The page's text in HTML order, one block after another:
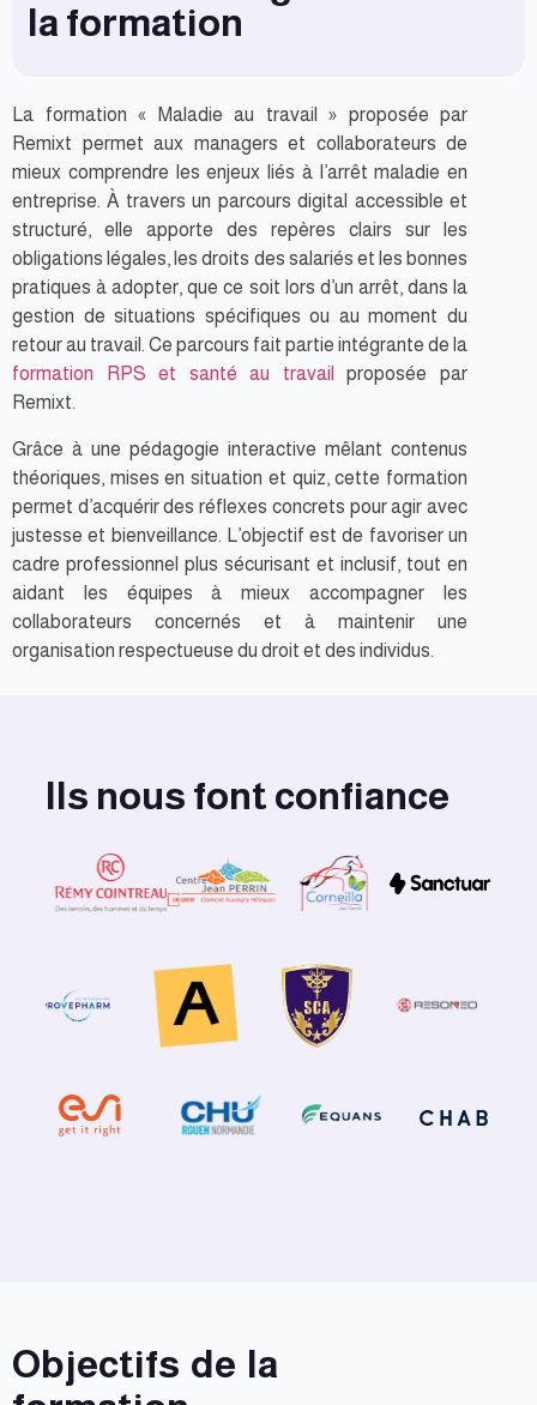
la formation
La formation « Maladie au travail » proposée par
Remixt permet aux managers et collaborateurs de
mieux comprendre les enjeux liés à l’arrêt maladie en
entreprise. À travers un parcours digital accessible et
structuré, elle apporte des repères clairs sur les
obligations légales, les droits des salariés et les bonnes
pratiques à adopter, que ce soit lors d’un arrêt, dans la
gestion de situations spécifiques ou au moment du
retour au travail. Ce parcours fait partie intégrante de la
formation RPS et santé au travail
proposée par
Remixt.
Grâce à une pédagogie interactive mêlant contenus
théoriques, mises en situation et quiz, cette formation
permet d’acquérir des réflexes concrets pour agir avec
justesse et bienveillance. L’objectif est de favoriser un
cadre professionnel plus sécurisant et inclusif, tout en
aidant les équipes à mieux accompagner les
collaborateurs concernés et à maintenir une
organisation respectueuse du droit et des individus.
Ils nous font confiance
Objectifs de la